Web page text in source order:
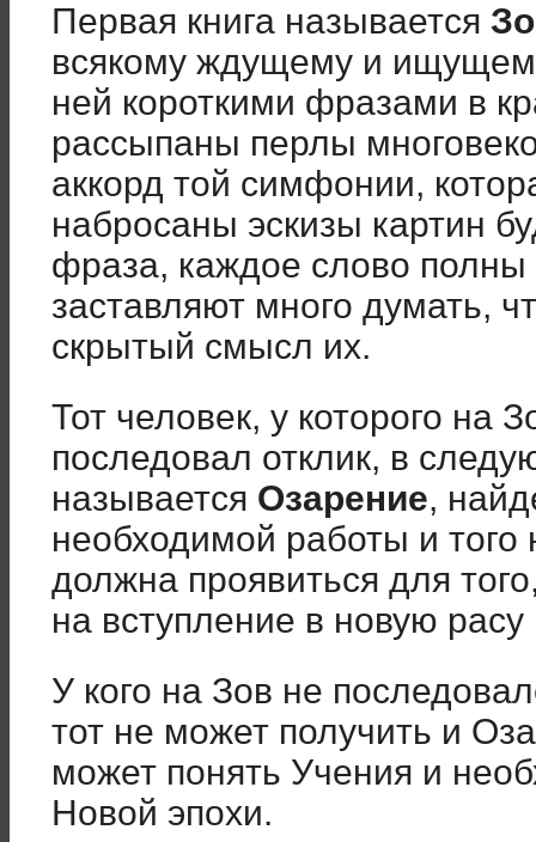
Первая книга называется
всякому ждущему и
ней короткими фразами в
рассыпаны перлы
аккорд той симфонии,
набросаны эскизы картин
фраза, каждое слово полны
заставляют много думать,
скрытый смысл их.
Тот человек, у которого на
последовал отклик, в
называется Озарение,
необходимой работы и
должна проявиться для
на вступление в новую
У кого на Зов не
тот не может получить и
может понять Учения и
Новой эпохи.